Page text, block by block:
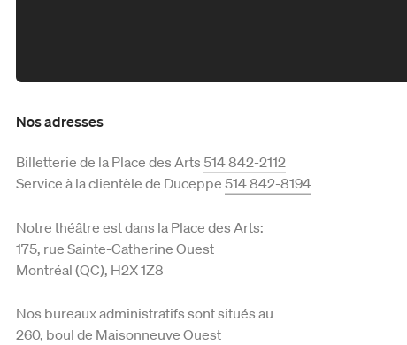
Nos adresses
Billetterie de la Place des Arts 514 842-2112
Service à la clientèle de Duceppe 514 842-8194
Notre théâtre est dans la Place des Arts:
175, rue Sainte-Catherine Ouest
Montréal (QC), H2X 1Z8
Nos bureaux administratifs sont situés au
260, boul de Maisonneuve Ouest